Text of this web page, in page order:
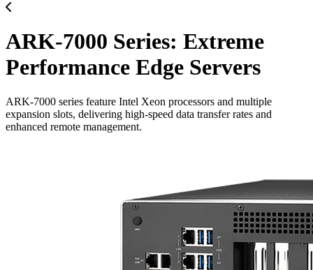
ARK-7000 Series: Extreme
Performance Edge Servers
ARK-7000 series feature Intel Xeon processors and multiple
expansion slots, delivering high-speed data transfer rates and
enhanced remote management.